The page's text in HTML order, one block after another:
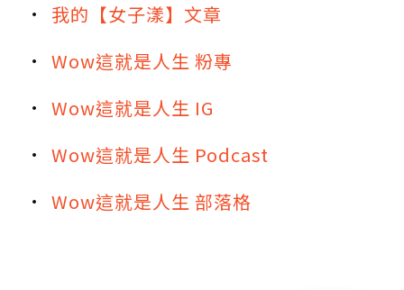
我的【女子漾】文章
Wow這就是人生 粉專
Wow這就是人生 IG
Wow這就是人生 Podcast
Wow這就是人生 部落格